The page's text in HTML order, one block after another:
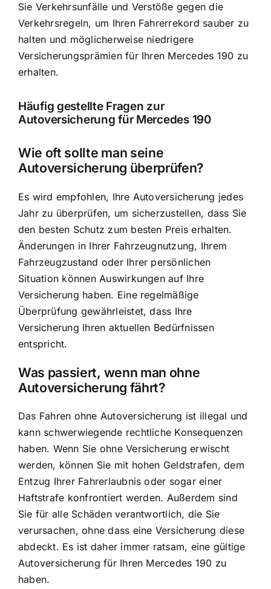
Sie Verkehrsunfälle und Verstöße gegen die
Verkehrsregeln, um Ihren Fahrerrekord sauber zu
halten und möglicherweise niedrigere
Versicherungsprämien für Ihren Mercedes 190 zu
erhalten.
Häufig gestellte Fragen zur
Autoversicherung für Mercedes 190
Wie oft sollte man seine
Autoversicherung überprüfen?
Es wird empfohlen, Ihre Autoversicherung jedes
Jahr zu überprüfen, um sicherzustellen, dass Sie
den besten Schutz zum besten Preis erhalten.
Änderungen in Ihrer Fahrzeugnutzung, Ihrem
Fahrzeugzustand oder Ihrer persönlichen
Situation können Auswirkungen auf Ihre
Versicherung haben. Eine regelmäßige
Überprüfung gewährleistet, dass Ihre
Versicherung Ihren aktuellen Bedürfnissen
entspricht.
Was passiert, wenn man ohne
Autoversicherung fährt?
Das Fahren ohne Autoversicherung ist illegal und
kann schwerwiegende rechtliche Konsequenzen
haben. Wenn Sie ohne Versicherung erwischt
werden, können Sie mit hohen Geldstrafen, dem
Entzug Ihrer Fahrerlaubnis oder sogar einer
Haftstrafe konfrontiert werden. Außerdem sind
Sie für alle Schäden verantwortlich, die Sie
verursachen, ohne dass eine Versicherung diese
abdeckt. Es ist daher immer ratsam, eine gültige
Autoversicherung für Ihren Mercedes 190 zu
haben.